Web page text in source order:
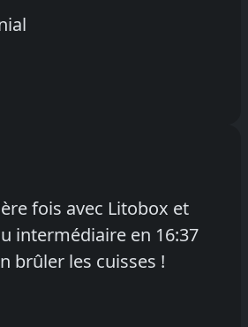
fois avec Litobox et
intermédiaire en 16:37
brûler les cuisses !